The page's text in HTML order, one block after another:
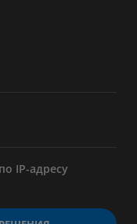
IP-адресу